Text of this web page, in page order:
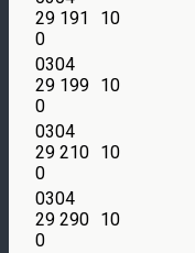
29 191
0
10
0304
29 199
0
10
0304
29 210
0
10
0304
29 290
0
10